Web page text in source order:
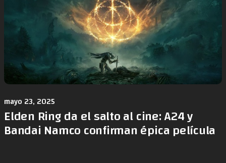
mayo 23, 2025
Elden Ring da el salto al cine: A24 y
Bandai Namco confirman épica película